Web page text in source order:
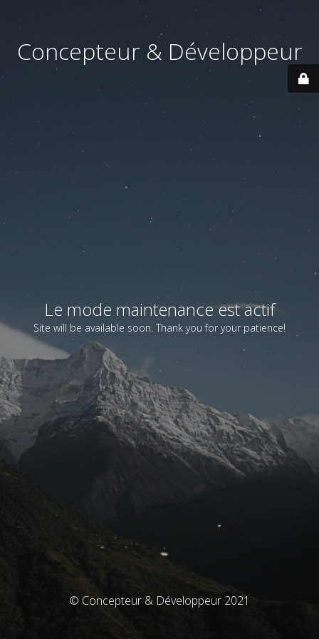
Concepteur & Développeur
Le mode maintenance est actif
Site will be available soon. Thank you for your patience!
© Concepteur & Développeur 2021